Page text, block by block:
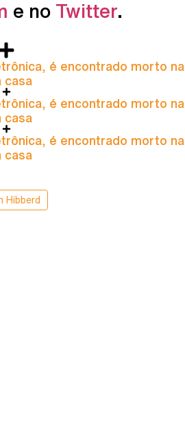
e no Twitter.
é encontrado morto na
casa
é encontrado morto na
casa
é encontrado morto na
casa
Hibberd